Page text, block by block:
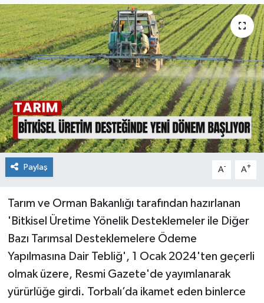
Paylaş A- A+
Tarım ve Orman Bakanlığı tarafından hazırlanan
'Bitkisel Üretime Yönelik Desteklemeler ile Diğer
Bazı Tarımsal Desteklemelere Ödeme
Yapılmasına Dair Tebliğ', 1 Ocak 2024'ten geçerli
olmak üzere, Resmi Gazete'de yayımlanarak
yürürlüğe girdi. Torbalı’da ikamet eden binlerce